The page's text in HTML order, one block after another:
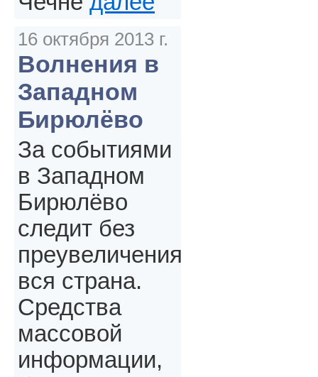
16 октября 2013 г.
Волнения в
Западном
Бирюлёво
За событиями
в Западном
Бирюлёво
следит без
преувеличения
вся страна.
Средства
массовой
информации,